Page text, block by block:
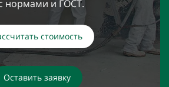
нормами и ГОСТ.
стоимость
Оставить заявку